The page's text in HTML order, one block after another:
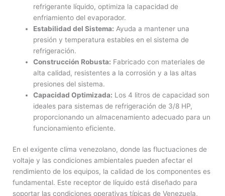
refrigerante líquido, optimiza la capacidad de
enfriamiento del evaporador.
Estabilidad del Sistema: Ayuda a mantener una
presión y temperatura estables en el sistema de
refrigeración.
Construcción Robusta: Fabricado con materiales de
alta calidad, resistentes a la corrosión y a las altas
presiones del sistema.
Capacidad Optimizada: Los 4 litros de capacidad son
ideales para sistemas de refrigeración de 3/8 HP,
proporcionando un almacenamiento adecuado para un
funcionamiento eficiente.
En el exigente clima venezolano, donde las fluctuaciones de
voltaje y las condiciones ambientales pueden afectar el
rendimiento de los equipos, la calidad de los componentes es
fundamental. Este receptor de líquido está diseñado para
soportar las condiciones operativas típicas de Venezuela,